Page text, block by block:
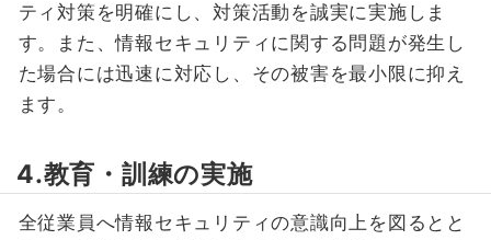
ティ対策を明確にし、対策活動を誠実に実施しま
す。また、情報セキュリティに関する問題が発生し
た場合には迅速に対応し、その被害を最小限に抑え
ます。
4.教育・訓練の実施
全従業員へ情報セキュリティの意識向上を図るとと